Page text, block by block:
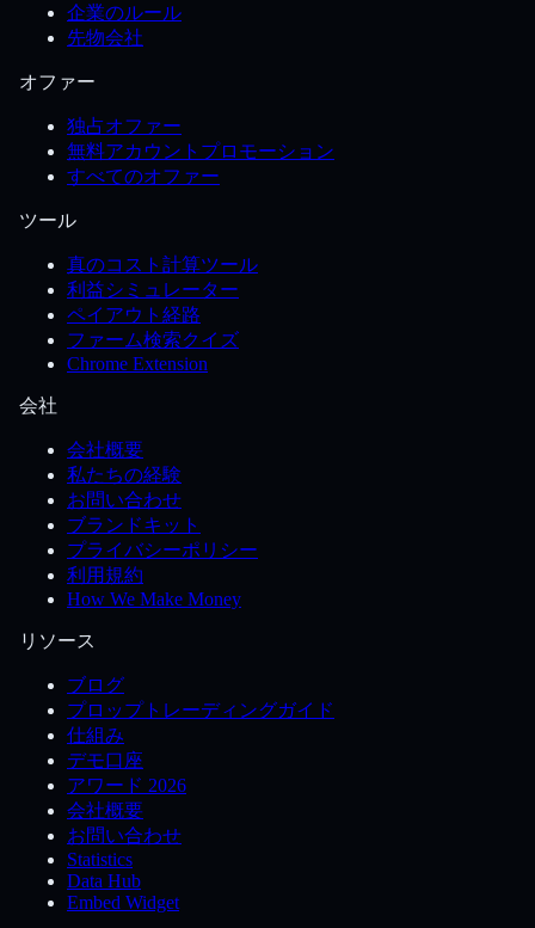
企業のルール
先物会社
オファー
独占オファー
無料アカウントプロモーション
すべてのオファー
ツール
真のコスト計算ツール
利益シミュレーター
ペイアウト経路
ファーム検索クイズ
Chrome Extension
会社
会社概要
私たちの経験
お問い合わせ
ブランドキット
プライバシーポリシー
利用規約
How We Make Money
リソース
ブログ
プロップトレーディングガイド
仕組み
デモ口座
アワード 2026
会社概要
お問い合わせ
Statistics
Data Hub
Embed Widget